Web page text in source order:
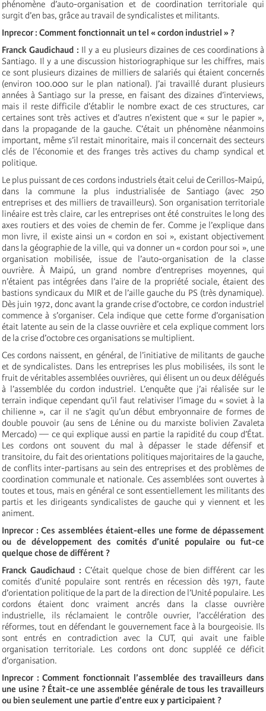
phénomène d’auto-organisation et de coordination territoriale qui
surgit d’en bas, grâce au travail de syndicalistes et militants.
Inprecor : Comment fonctionnait un tel « cordon industriel » ?
Franck Gaudichaud : Il y a eu plusieurs dizaines de ces coordinations à
Santiago. Il y a une discussion historiographique sur les chiffres, mais
ce sont plusieurs dizaines de milliers de salariés qui étaient concernés
(environ 100.000 sur le plan national). J’ai travaillé durant plusieurs
années à Santiago sur la presse, en faisant des dizaines d’interviews,
mais il reste difficile d’établir le nombre exact de ces structures, car
certaines sont très actives et d’autres n’existent que « sur le papier »,
dans la propagande de la gauche. C’était un phénomène néanmoins
important, même s’il restait minoritaire, mais il concernait des secteurs
clés de l’économie et des franges très actives du champ syndical et
politique.
Le plus puissant de ces cordons industriels était celui de Cerillos-Maipú,
dans la commune la plus industrialisée de Santiago (avec 250
entreprises et des milliers de travailleurs). Son organisation territoriale
linéaire est très claire, car les entreprises ont été construites le long des
axes routiers et des voies de chemin de fer. Comme je l’explique dans
mon livre, il existe ainsi un « cordon en soi », existant objectivement
dans la géographie de la ville, qui va donner un « cordon pour soi », une
organisation mobilisée, issue de l’auto-organisation de la classe
ouvrière. À Maipú, un grand nombre d’entreprises moyennes, qui
n’étaient pas intégrées dans l’aire de la propriété sociale, étaient des
bastions syndicaux du MIR et de l’aille gauche du PS (très dynamique).
Dès juin 1972, donc avant la grande crise d’octobre, ce cordon industriel
commence à s’organiser. Cela indique que cette forme d’organisation
était latente au sein de la classe ouvrière et cela explique comment lors
de la crise d’octobre ces organisations se multiplient.
Ces cordons naissent, en général, de l’initiative de militants de gauche
et de syndicalistes. Dans les entreprises les plus mobilisées, ils sont le
fruit de véritables assemblées ouvrières, qui élisent un ou deux délégués
à l’assemblée du cordon industriel. L’enquête que j’ai réalisée sur le
terrain indique cependant qu’il faut relativiser l’image du « soviet à la
chilienne », car il ne s’agit qu’un début embryonnaire de formes de
double pouvoir (au sens de Lénine ou du marxiste bolivien Zavaleta
Mercado) — ce qui explique aussi en partie la rapidité du coup d’État.
Les cordons ont souvent du mal à dépasser le stade défensif et
transitoire, du fait des orientations politiques majoritaires de la gauche,
de conflits inter-partisans au sein des entreprises et des problèmes de
coordination communale et nationale. Ces assemblées sont ouvertes à
toutes et tous, mais en général ce sont essentiellement les militants des
partis et les dirigeants syndicalistes de gauche qui y viennent et les
animent.
Inprecor : Ces assemblées étaient-elles une forme de dépassement
ou de développement des comités d’unité populaire ou fut-ce
quelque chose de différent ?
Franck Gaudichaud : C’était quelque chose de bien différent car les
comités d’unité populaire sont rentrés en récession dès 1971, faute
d’orientation politique de la part de la direction de l’Unité populaire. Les
cordons étaient donc vraiment ancrés dans la classe ouvrière
industrielle, ils réclamaient le contrôle ouvrier, l’accélération des
réformes, tout en défendant le gouvernement face à la bourgeoisie. Ils
sont entrés en contradiction avec la CUT, qui avait une faible
organisation territoriale. Les cordons ont donc suppléé ce déficit
d’organisation.
Inprecor : Comment fonctionnait l’assemblée des travailleurs dans
une usine ? Était-ce une assemblée générale de tous les travailleurs
ou bien seulement une partie d’entre eux y participaient ?